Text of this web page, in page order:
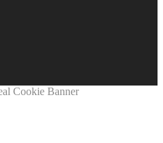
Cookie Banner